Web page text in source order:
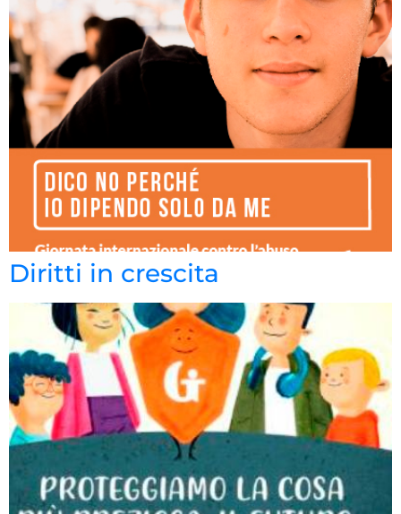
Diritti in crescita